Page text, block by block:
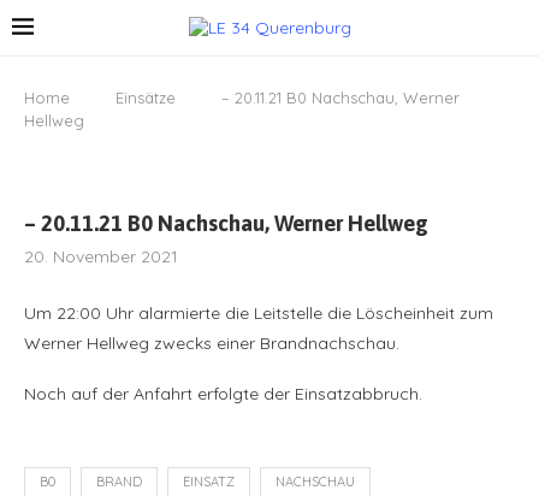
Home Einsätze
– 20.11.21 B0 Nachschau, Werner
Hellweg
– 20.11.21 B0 Nachschau, Werner Hellweg
20. November 2021
Um 22:00 Uhr alarmierte die Leitstelle die Löscheinheit zum
Werner Hellweg zwecks einer Brandnachschau.
Noch auf der Anfahrt erfolgte der Einsatzabbruch.
B0 BRAND EINSATZ NACHSCHAU